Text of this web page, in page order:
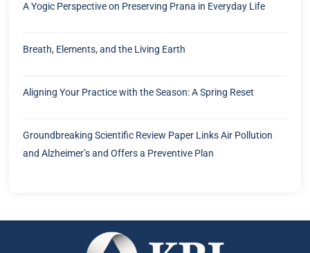
A Yogic Perspective on Preserving Prana in Everyday Life
Breath, Elements, and the Living Earth
Aligning Your Practice with the Season: A Spring Reset
Groundbreaking Scientific Review Paper Links Air Pollution
and Alzheimer’s and Offers a Preventive Plan